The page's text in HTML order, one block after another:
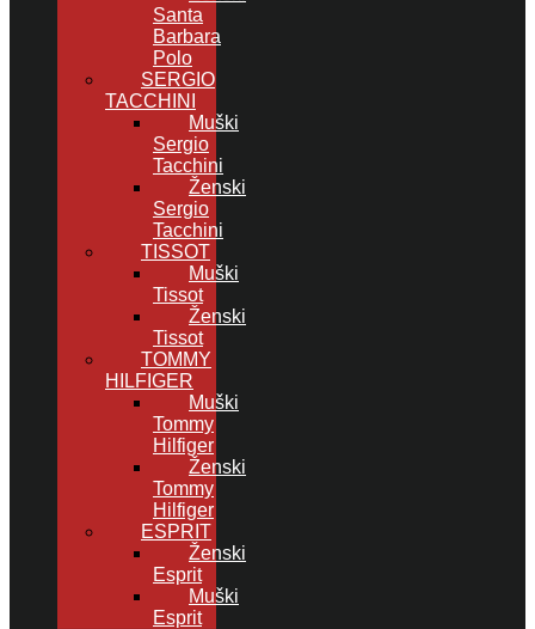
Santa
Barbara
Polo
SERGIO
TACCHINI
Muški
Sergio
Tacchini
Ženski
Sergio
Tacchini
TISSOT
Muški
Tissot
Ženski
Tissot
TOMMY
HILFIGER
Muški
Tommy
Hilfiger
Ženski
Tommy
Hilfiger
ESPRIT
Ženski
Esprit
Muški
Esprit